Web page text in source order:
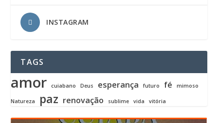
INSTAGRAM
TAGS
amor cuiabano Deus esperança futuro fé mimoso
Natureza paz renovação sublime vida vitória